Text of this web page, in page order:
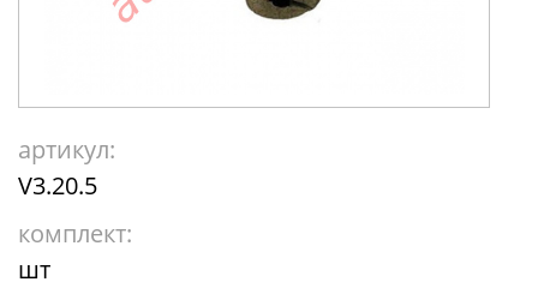
артикул:
V3.20.5
комплект:
шт